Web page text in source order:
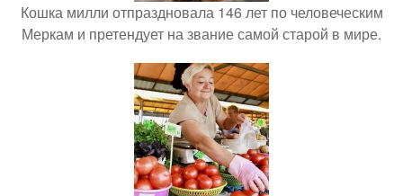
Кошка милли отпраздновала 146 лет по человеческим
Меркам и претендует на звание самой старой в мире.